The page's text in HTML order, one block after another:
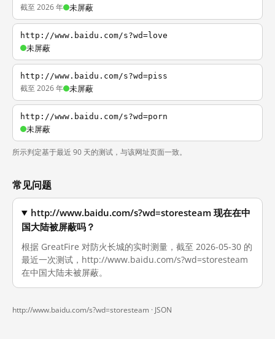
截至 2026 年 未屏蔽
http://www.baidu.com/s?wd=love
未屏蔽
http://www.baidu.com/s?wd=piss
截至 2026 年 未屏蔽
http://www.baidu.com/s?wd=porn
未屏蔽
所示判定基于最近 90 天的测试，与该网址页面一致。
常见问题
http://www.baidu.com/s?wd=storesteam 现在在中
国大陆被屏蔽吗？
根据 GreatFire 对防火长城的实时测量，截至 2026-05-30 的
最近一次测试，http://www.baidu.com/s?wd=storesteam
在中国大陆未被屏蔽。
http://www.baidu.com/s?wd=storesteam · JSON